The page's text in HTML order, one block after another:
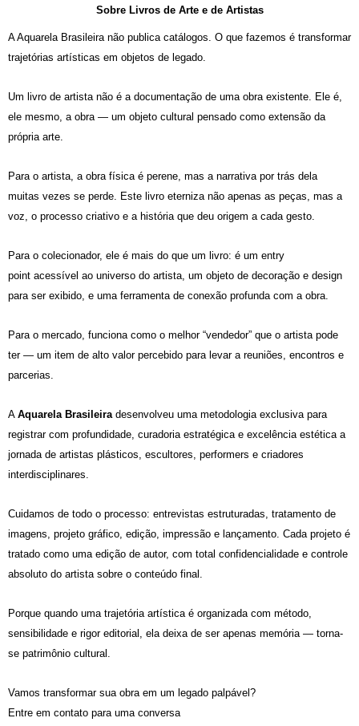
Sobre Livros de Arte e de Artistas
A Aquarela Brasileira não publica catálogos. O que fazemos é transformar
trajetórias artísticas em objetos de legado.
Um livro de artista não é a documentação de uma obra existente. Ele é,
ele mesmo, a obra — um objeto cultural pensado como extensão da
própria arte.
Para o artista, a obra física é perene, mas a narrativa por trás dela
muitas vezes se perde. Este livro eterniza não apenas as peças, mas a
voz, o processo criativo e a história que deu origem a cada gesto.
Para o colecionador, ele é mais do que um livro: é um entry
point acessível ao universo do artista, um objeto de decoração e design
para ser exibido, e uma ferramenta de conexão profunda com a obra.
Para o mercado, funciona como o melhor “vendedor” que o artista pode
ter — um item de alto valor percebido para levar a reuniões, encontros e
parcerias.
A Aquarela Brasileiradesenvolveu uma metodologia exclusiva para
registrar com profundidade, curadoria estratégica e excelência estética a
jornada de artistas plásticos, escultores, performers e criadores
interdisciplinares.
Cuidamos de todo o processo: entrevistas estruturadas, tratamento de
imagens, projeto gráfico, edição, impressão e lançamento. Cada projeto é
tratado como uma edição de autor, com total confidencialidade e controle
absoluto do artista sobre o conteúdo final.
Porque quando uma trajetória artística é organizada com método,
sensibilidade e rigor editorial, ela deixa de ser apenas memória — torna-
se patrimônio cultural .
Vamos transformar sua obra em um legado palpável?
Entre em contato para uma conversa